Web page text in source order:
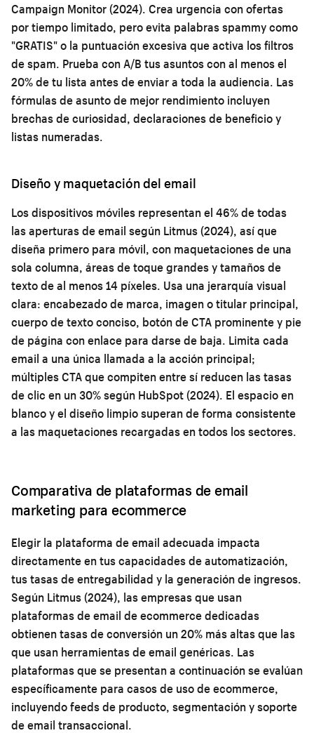
Campaign Monitor (2024). Crea urgencia con ofertas
por tiempo limitado, pero evita palabras spammy como
"GRATIS" o la puntuación excesiva que activa los filtros
de spam. Prueba con A/B tus asuntos con al menos el
20% de tu lista antes de enviar a toda la audiencia. Las
fórmulas de asunto de mejor rendimiento incluyen
brechas de curiosidad, declaraciones de beneficio y
listas numeradas.
Diseño y maquetación del email
Los dispositivos móviles representan el 46% de todas
las aperturas de email según Litmus (2024), así que
diseña primero para móvil, con maquetaciones de una
sola columna, áreas de toque grandes y tamaños de
texto de al menos 14 píxeles. Usa una jerarquía visual
clara: encabezado de marca, imagen o titular principal,
cuerpo de texto conciso, botón de CTA prominente y pie
de página con enlace para darse de baja. Limita cada
email a una única llamada a la acción principal;
múltiples CTA que compiten entre sí reducen las tasas
de clic en un 30% según HubSpot (2024). El espacio en
blanco y el diseño limpio superan de forma consistente
a las maquetaciones recargadas en todos los sectores.
Comparativa de plataformas de email
marketing para ecommerce
Elegir la plataforma de email adecuada impacta
directamente en tus capacidades de automatización,
tus tasas de entregabilidad y la generación de ingresos.
Según Litmus (2024), las empresas que usan
plataformas de email de ecommerce dedicadas
obtienen tasas de conversión un 20% más altas que las
que usan herramientas de email genéricas. Las
plataformas que se presentan a continuación se evalúan
específicamente para casos de uso de ecommerce,
incluyendo feeds de producto, segmentación y soporte
de email transaccional.